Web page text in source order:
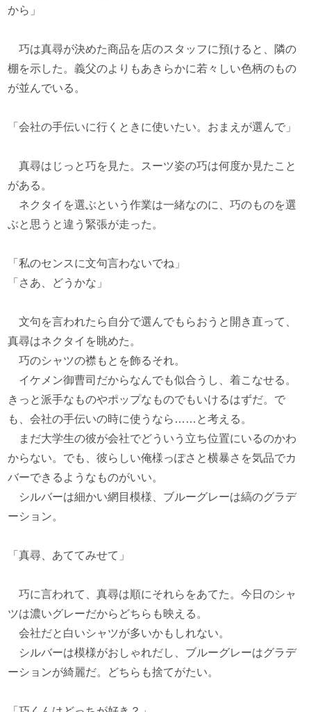
から」
巧は真尋が決めた商品を店のスタッフに預けると、隣の
棚を示した。義父のよりもあきらかに若々しい色柄のもの
が並んでいる。
「会社の手伝いに行くときに使いたい。おまえが選んで」
真尋はじっと巧を見た。スーツ姿の巧は何度か見たこと
がある。
ネクタイを選ぶという作業は一緒なのに、巧のものを選
ぶと思うと違う緊張が走った。
「私のセンスに文句言わないでね」
「さあ、どうかな」
文句を言われたら自分で選んでもらおうと開き直って、
真尋はネクタイを眺めた。
巧のシャツの襟もとを飾るそれ。
イケメン御曹司だからなんでも似合うし、着こなせる。
きっと派手なものやポップなものでもいけるはずだ。で
も、会社の手伝いの時に使うなら……と考える。
まだ大学生の彼が会社でどういう立ち位置にいるのかわ
からない。でも、彼らしい俺様っぽさと横暴さを気品でカ
バーできるようなものがいい。
シルバーは細かい網目模様、ブルーグレーは縞のグラデ
ーション。
「真尋、あててみせて」
巧に言われて、真尋は順にそれらをあてた。今日のシャ
ツは濃いグレーだからどちらも映える。
会社だと白いシャツが多いかもしれない。
シルバーは模様がおしゃれだし、ブルーグレーはグラデ
ーションが綺麗だ。どちらも捨てがたい。